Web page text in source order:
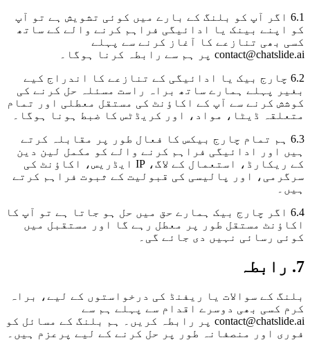
6.1 اگر آپ کو بلنگ کے بارے میں کوئی تشویش ہے تو آپ
کو اپنے بینک یا ادائیگی فراہم کرنے والے کے ساتھ
کسی بھی تنازعے کا آغاز کرنے سے پہلے
contact@chatslide.ai پر ہم سے رابطہ کرنا ہوگا۔
6.2 چارج بیک یا ادائیگی کے تنازعے کا اندراج کیے
بغیر پہلے ہمارے ساتھ براہ راست مسئلہ حل کرنے کی
کوشش کرنے سے آپ کے اکاؤنٹ کی مستقل معطلی اور تمام
متعلقہ ڈیٹا، مواد، اور کریڈٹس کا ضبط ہونا ہوگا۔
6.3 ہم تمام چارج بیکس کا فعال طور پر مقابلہ کرتے
ہیں اور ادائیگی فراہم کرنے والے کو مکمل لین دین
کے ریکارڈ، استعمال کے لاگ، IP ایڈریس، اکاؤنٹ کی
سرگرمی، اور پالیسی کی قبولیت کے ثبوت فراہم کرتے
ہیں۔
6.4 اگر چارج بیک ہمارے حق میں حل ہو جاتا ہے تو آپ کا
اکاؤنٹ مستقل طور پر معطل رہے گا اور مستقبل میں
کوئی رسائی نہیں دی جائے گی۔
7. رابطہ
بلنگ کے سوالات یا ریفنڈ کی درخواستوں کے لیے، براہ
کرم کسی بھی دوسرے اقدام سے پہلے ہم سے
contact@chatslide.ai پر رابطہ کریں۔ ہم بلنگ کے مسائل کو
فوری اور منصفانہ طور پر حل کرنے کے لیے پرعزم ہیں۔